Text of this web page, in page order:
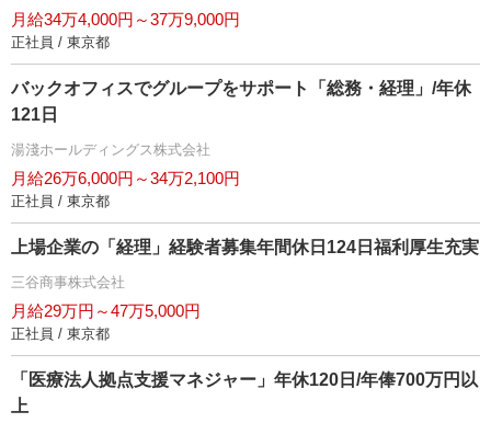
月給34万4,000円～37万9,000円
正社員 / 東京都
バックオフィスでグループをサポート「総務・経理」/年休
121日
湯淺ホールディングス株式会社
月給26万6,000円～34万2,100円
正社員 / 東京都
上場企業の「経理」経験者募集年間休日124日福利厚生充実
三谷商事株式会社
月給29万円～47万5,000円
正社員 / 東京都
「医療法人拠点支援マネジャー」年休120日/年俸700万円以
上